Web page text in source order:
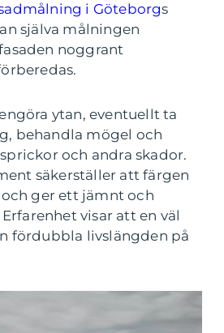
i Göteborgs
själva målningen
noggrant
ytan, eventuellt ta
behandla mögel och
och andra skador.
säkerställer att färgen
ger ett jämnt och
visar att en väl
fördubbla livslängden på